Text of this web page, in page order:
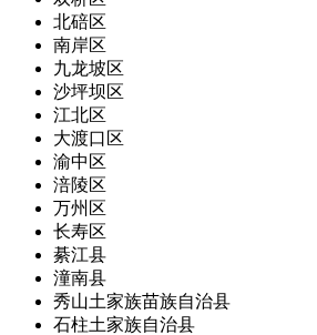
北碚区
南岸区
九龙坡区
沙坪坝区
江北区
大渡口区
渝中区
涪陵区
万州区
长寿区
綦江县
潼南县
秀山土家族苗族自治县
石柱土家族自治县